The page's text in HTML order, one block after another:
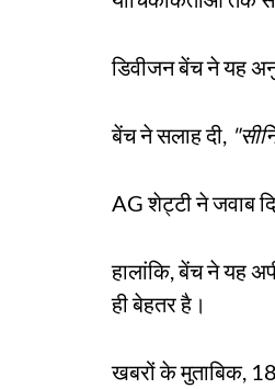
डिवीजन बेंच ने यह
बेंच ने सलाह दी,
AG शेट्टी ने जवाब
हालांकि, बेंच ने यह
ही बेहतर है।
खबरों के मुताबिक,